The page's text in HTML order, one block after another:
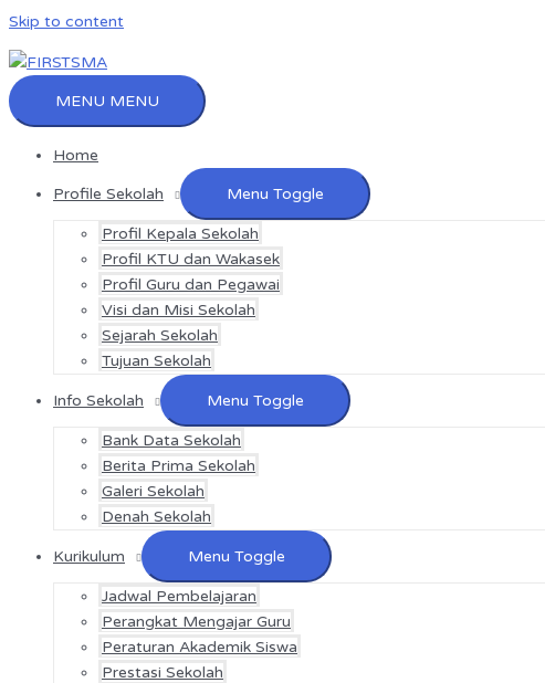
Skip to content
MENU MENU
Home
Profile Sekolah Menu Toggle
Profil Kepala Sekolah
Profil KTU dan Wakasek
Profil Guru dan Pegawai
Visi dan Misi Sekolah
Sejarah Sekolah
Tujuan Sekolah
Info Sekolah Menu Toggle
Bank Data Sekolah
Berita Prima Sekolah
Galeri Sekolah
Denah Sekolah
Kurikulum Menu Toggle
Jadwal Pembelajaran
Perangkat Mengajar Guru
Peraturan Akademik Siswa
Prestasi Sekolah